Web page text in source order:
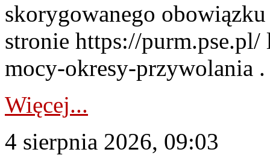
skorygowanego
stronie https://
mocy-okresy-przywolania
Więcej...
4 sierpnia 2026, 09:03